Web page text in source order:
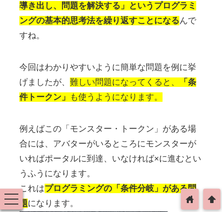
導き出し、問題を解決する」というプログラミ
ングの基本的思考法を繰り返すことになるんで
すね。
今回はわかりやすいように簡単な問題を例に挙
げましたが、 難しい問題になってくると、
「条
件トークン」
も使うようになります。
例えばこの「モンスター・トークン」がある場
合には、アバターがいるところにモンスターが
いればポータルに到達、いなければ×に進むとい
うふうになります。
これはプログラミングの「条件分岐」がある問
題になります。
toggle
navigation
arrowup
home